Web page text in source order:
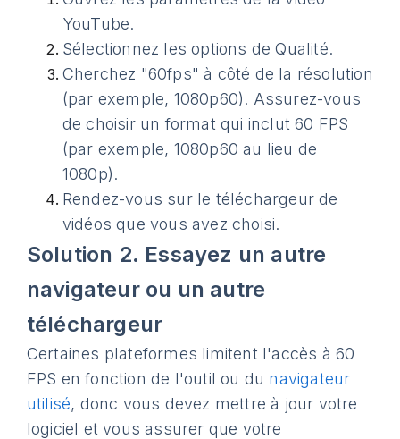
YouTube.
Sélectionnez les options de Qualité.
Cherchez "60fps" à côté de la résolution
(par exemple, 1080p60). Assurez-vous
de choisir un format qui inclut 60 FPS
(par exemple, 1080p60 au lieu de
1080p).
Rendez-vous sur le téléchargeur de
vidéos que vous avez choisi.
Solution 2. Essayez un autre
navigateur ou un autre
téléchargeur
Certaines plateformes limitent l'accès à 60
FPS en fonction de l'outil ou du navigateur
utilisé, donc vous devez mettre à jour votre
logiciel et vous assurer que votre